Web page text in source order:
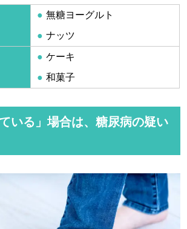
無糖ヨーグルト
ナッツ
ケーキ
和菓子
いる」場合は、糖尿病の疑い